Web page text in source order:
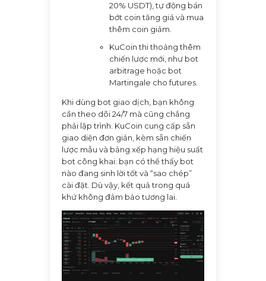
20% USDT), tự động bán
bớt coin tăng giá và mua
thêm coin giảm.
KuCoin thi thoảng thêm
chiến lược mới, như bot
arbitrage hoặc bot
Martingale cho futures.
Khi dùng bot giao dịch, bạn không
cần theo dõi 24/7 mà cũng chẳng
phải lập trình. KuCoin cung cấp sẵn
giao diện đơn giản, kèm sẵn chiến
lược mẫu và bảng xếp hạng hiệu suất
bot công khai: bạn có thể thấy bot
nào đang sinh lời tốt và “sao chép”
cài đặt. Dù vậy, kết quả trong quá
khứ không đảm bảo tương lai.